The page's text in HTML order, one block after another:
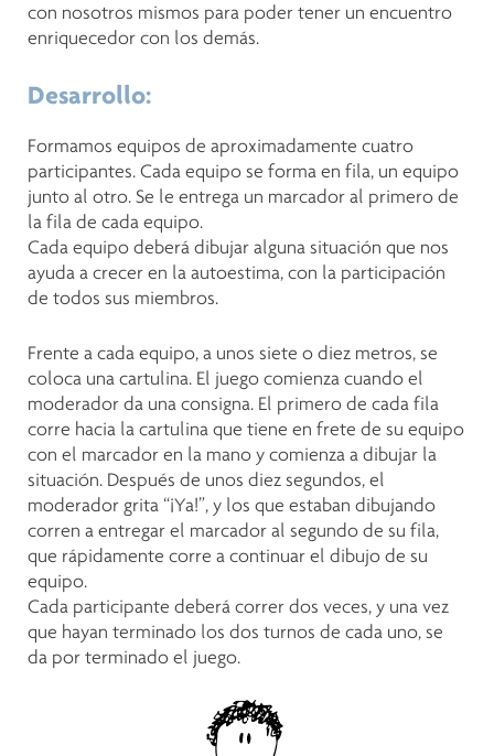
con nosotros mismos para poder tener un encuentro
enriquecedor con los demás.
Desarrollo:
Formamos equipos de aproximadamente cuatro
participantes. Cada equipo se forma en fila, un equipo
junto al otro. Se le entrega un marcador al primero de
la fila de cada equipo.
Cada equipo deberá dibujar alguna situación que nos
ayuda a crecer en la autoestima, con la participación
de todos sus miembros.
Frente a cada equipo, a unos siete o diez metros, se
coloca una cartulina. El juego comienza cuando el
moderador da una consigna. El primero de cada fila
corre hacia la cartulina que tiene en frete de su equipo
con el marcador en la mano y comienza a dibujar la
situación. Después de unos diez segundos, el
moderador grita “¡Ya!”, y los que estaban dibujando
corren a entregar el marcador al segundo de su fila,
que rápidamente corre a continuar el dibujo de su
equipo.
Cada participante deberá correr dos veces, y una vez
que hayan terminado los dos turnos de cada uno, se
da por terminado el juego.